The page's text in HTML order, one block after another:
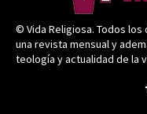
© Vida Religiosa. Todos
una revista mensual y
teología y actualidad de la